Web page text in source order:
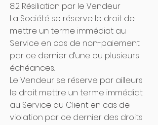
8.2 Résiliation par le Vendeur
La Société se réserve le droit de
mettre un terme immédiat au
Service en cas de non-paiement
par ce dernier d’une ou plusieurs
échéances.
Le Vendeur se réserve par ailleurs
le droit mettre un terme immédiat
au Service du Client en cas de
violation par ce dernier des droits